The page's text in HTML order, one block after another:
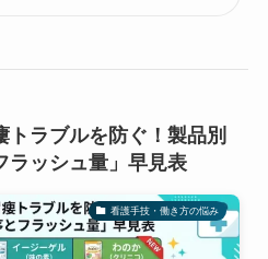
トラブルを防ぐ！製品別
ラッシュ量」早見表
看護手技・働き方の悩み